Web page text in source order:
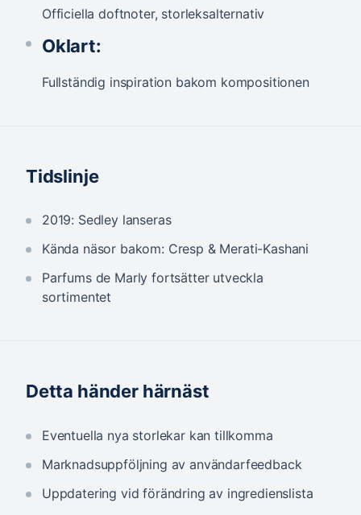
Officiella doftnoter, storleksalternativ
Oklart:
Fullständig inspiration bakom kompositionen
Tidslinje
2019: Sedley lanseras
Kända näsor bakom: Cresp & Merati-Kashani
Parfums de Marly fortsätter utveckla
sortimentet
Detta händer härnäst
Eventuella nya storlekar kan tillkomma
Marknadsuppföljning av användarfeedback
Uppdatering vid förändring av ingredienslista